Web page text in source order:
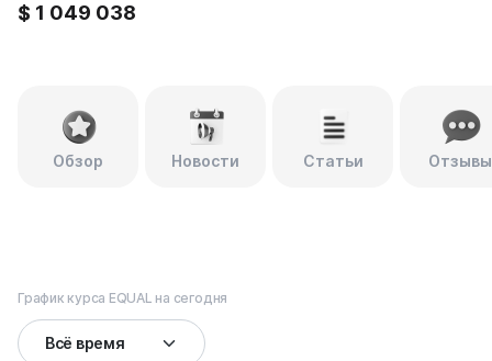
$ 1 049 038
Обзор Новости Статьи Отзывы
График курса EQUAL на сегодня